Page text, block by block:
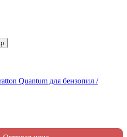
Quantum для бензопил /